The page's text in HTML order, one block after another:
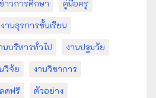
ข่าวการศึกษา
คู่มือครู
งานธุรการชั้นเรียน
นบริหารทั่วไป
งานปฐมวัย
วิจัย
งานวิชาการ
ดฟรี
ตัวอย่าง